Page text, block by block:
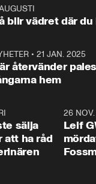
och Makten.
– Vi
vara
blir vädret där du
•21 JAN. 2025
återvänder
hem
sälja
att ha råd
26
Leif